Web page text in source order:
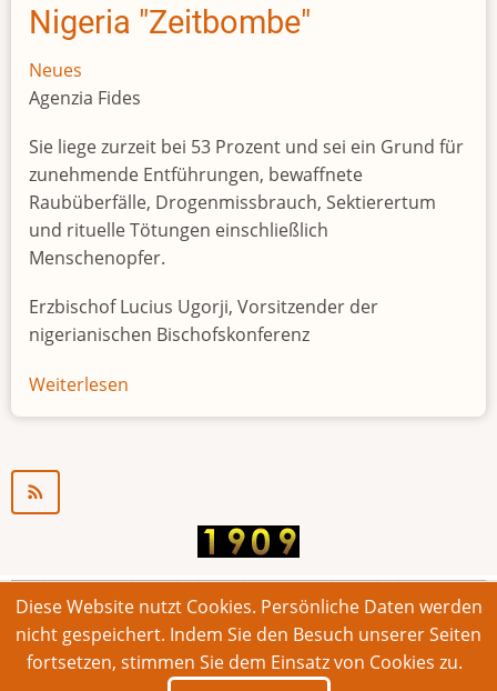
Nigeria "Zeitbombe"
Neues
Agenzia Fides
Sie liege zurzeit bei 53 Prozent und sei ein Grund für
zunehmende Entführungen, bewaffnete
Raubüberfälle, Drogenmissbrauch, Sektierertum
und rituelle Tötungen einschließlich
Menschenopfer.
Erzbischof Lucius Ugorji, Vorsitzender der
nigerianischen Bischofskonferenz
Weiterlesen
Jugendarbeitslosigkeit
© 2026 Bonner Aufruf. Alle Rechte vorbehalten.
Footer
Impressum Kontakt Intern
Diese Website nutzt Cookies. Persönliche Daten werden
nicht gespeichert. Indem Sie den Besuch unserer Seiten
fortsetzen, stimmen Sie dem Einsatz von Cookies zu.